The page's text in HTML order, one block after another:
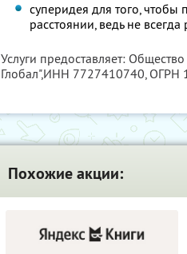
суперидея для того, чтобы
расстоянии, ведь не
Услуги предоставляет:
Глобал",ИНН 7727410740, ОГРН
Похожие акции: